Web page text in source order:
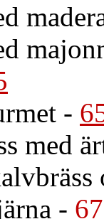
-
med
- 67